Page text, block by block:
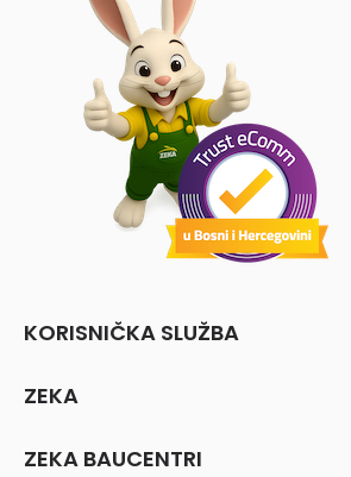
KORISNIČKA SLUŽBA
ZEKA
ZEKA BAUCENTRI